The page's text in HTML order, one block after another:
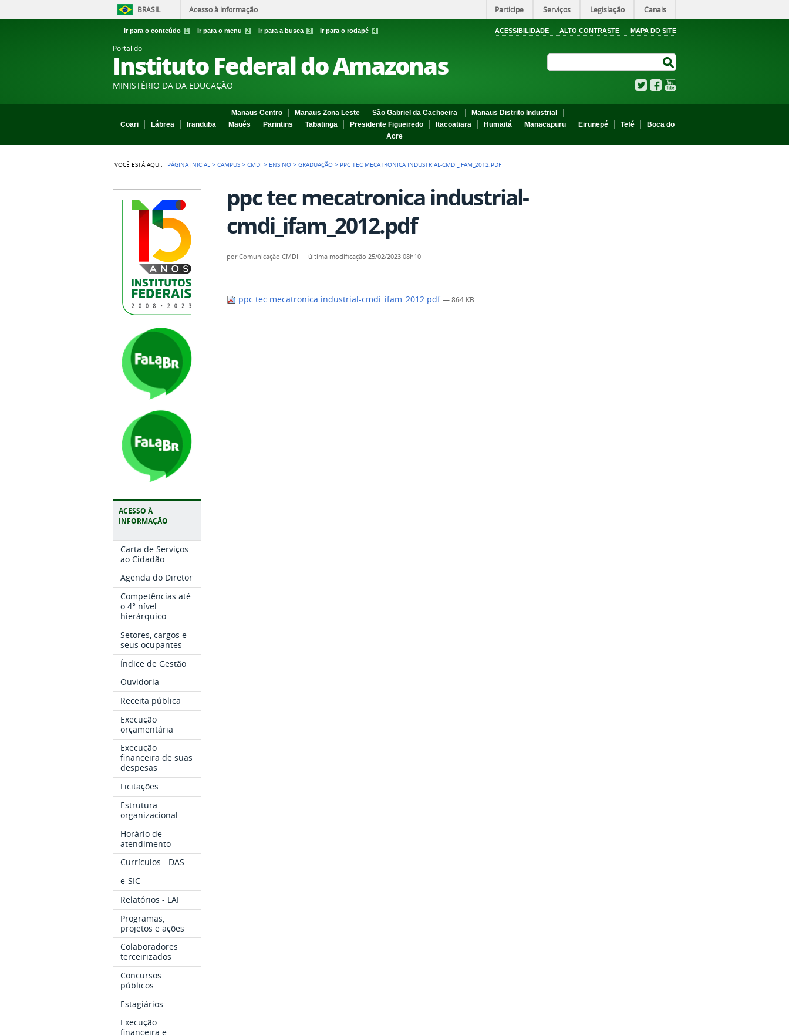
BRASIL Acesso à informação Participe Serviços Legislação Canais
Ir para o conteúdo 1 Ir para o menu 2 Ir para a busca 3 Ir para o rodapé 4 ACESSIBILIDADE ALTO CONTRASTE MAPA DO SITE
Portal do
Instituto Federal do Amazonas
MINISTÉRIO DA DA EDUCAÇÃO TwitterFacebook
Manaus Centro Manaus Zona Leste São Gabriel da Cachoeira
Manaus Distrito Industrial
Coari
Lábrea Iranduba Maués Parintins Tabatinga Presidente Figueiredo Itacoatiara Humaitá Manacapuru Eirunepé Tefé
Boca do
Acre
VOCÊ ESTÁ AQUI: PÁGINA INICIAL >CAMPUS >CMDI > ENSINO >GRADUAÇÃO > PPC TEC MECATRONICA INDUSTRIAL-CMDI_IFAM_2012.PDF
ACESSO À
INFORMAÇÃO
Carta de Serviços
ao Cidadão
Agenda do Diretor
Competências até
o 4° nível
hierárquico
Setores, cargos e
seus ocupantes
Índice de Gestão
Ouvidoria
Receita pública
Execução
orçamentária
Execução
financeira de suas
despesas
Licitações
Estrutura
organizacional
Horário de
atendimento
Currículos - DAS
e-SIC
Relatórios - LAI
Programas,
projetos e ações
Colaboradores
terceirizados
Concursos
públicos
Estagiários
Execução
financeira e
ppc tec mecatronica industrial-
cmdi_ifam_2012.pdf
porComunicação CMDI — última modificação 25/02/2023 08h10
ppc tec mecatronica industrial-cmdi_ifam_2012.pdf— 864 KB